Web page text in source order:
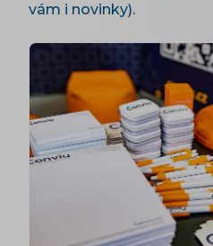
vám i novinky).